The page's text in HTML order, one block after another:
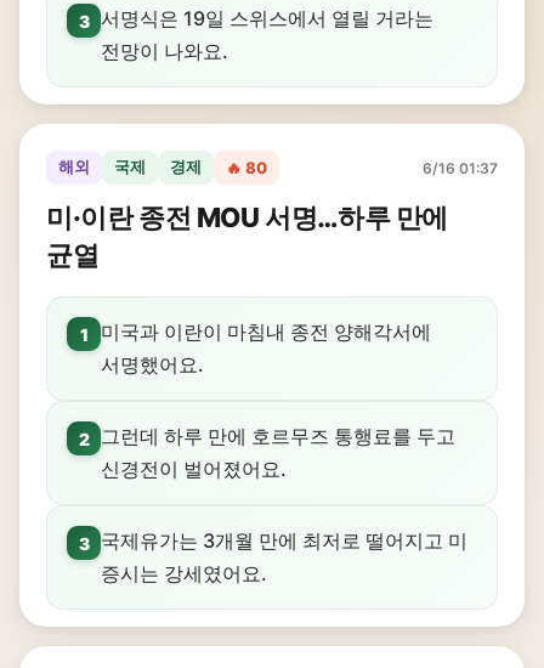
3 서명식은 19일 스위스에서 열릴 거라는
전망이 나와요.
해외 국제 경제 🔥 80 6/16 01:37
미·이란 종전 MOU 서명…하루 만에
균열
1
미국과 이란이 마침내 종전 양해각서에
서명했어요.
2
그런데 하루 만에 호르무즈 통행료를 두고
신경전이 벌어졌어요.
3
국제유가는 3개월 만에 최저로 떨어지고 미
증시는 강세였어요.